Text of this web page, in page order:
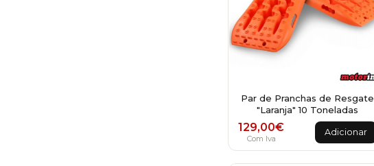
Par de Pranchas de Resgate
"Laranja" 10 Toneladas
129,00€
Com Iva
Adicionar